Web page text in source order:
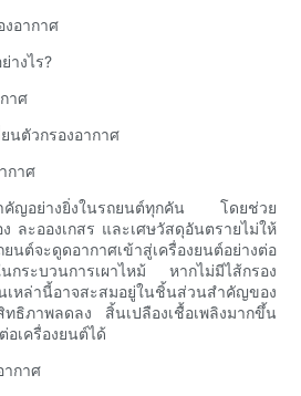
อากาศ
างไร?
าศ
นตัวกรองอากาศ
กาศ
ำคัญอย่างยิ่งในรถยนต์ทุกคัน โดยช่วย
ละอองเกสร และเศษวัสดุอันตรายไม่ให้
ต์จะดูดอากาศเข้าสู่เครื่องยนต์อย่างต่อ
นกระบวนการเผาไหม้ หากไม่มีไส้กรอง
านี้อาจสะสมอยู่ในชิ้นส่วนสำคัญของ
ธิภาพลดลง สิ้นเปลืองเชื้อเพลิงมากขึ้น
อเครื่องยนต์ได้
ากาศ